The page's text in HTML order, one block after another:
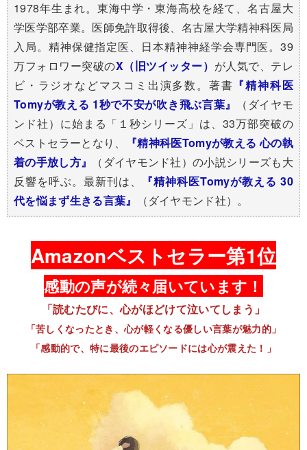
1978年生まれ。東海中学・東海高校を経て、名古屋大
学医学部卒業。医師免許取得後、名古屋大学精神科医局
入局。精神保健指定医、日本精神神経学会専門医。39
万フォロワー突破の​X（旧ツイッター） が人気で、テレ
ビ・ラジオなどマスコミ出演多数。著書 『精神科医
Tomyが教える 1秒で不安が吹き飛ぶ言葉』
（ダイヤモ
ンド社）に始まる「１秒シリーズ」は、33万部突破の
ベストセラーとなり、
『精神科医Tomyが教える 心の執
着の手放し方』
（ダイヤモンド社）の小説シリーズも大
反響を呼ぶ。最新刊は、
『精神科医Tomyが教える 30
代を悩まず生きる言葉』
（ダイヤモンド社）。
Amazonベストセラー第1位
感動の声が続々届いています！
「読むたびに、心がほどけて泣いてしまう」
「苦しくなったとき、心が軽くなる優しい言葉が魅力的」
「感動的で、特に最後のエピソードには心が震えた！」